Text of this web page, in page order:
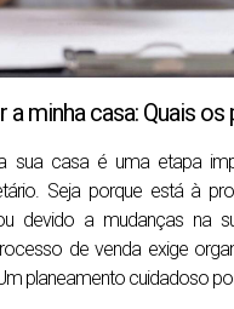
a minha casa: Quais os
sua casa é uma etapa
Seja porque está à
devido a mudanças na
de venda exige
planeamento cuidadoso